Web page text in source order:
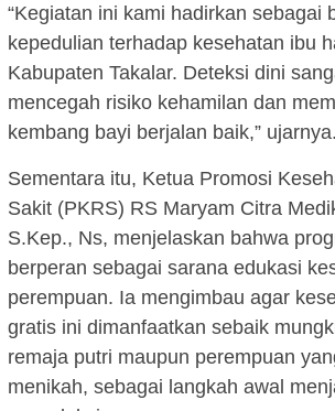
“Kegiatan ini kami hadirkan sebagai
kepedulian terhadap kesehatan ibu
Kabupaten Takalar. Deteksi dini
mencegah risiko kehamilan dan
kembang bayi berjalan baik,” ujarnya.
Sementara itu, Ketua Promosi
Sakit (PKRS) RS Maryam Citra
S.Kep., Ns, menjelaskan bahwa
berperan sebagai sarana edukasi
perempuan. Ia mengimbau agar
gratis ini dimanfaatkan sebaik
remaja putri maupun perempuan
menikah, sebagai langkah awal